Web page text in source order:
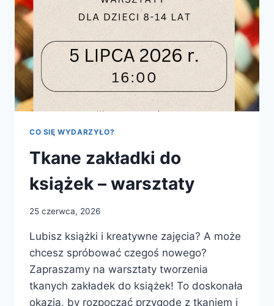
CO SIĘ WYDARZYŁO?
Tkane zakładki do
książek – warsztaty
25 czerwca, 2026
Lubisz książki i kreatywne zajęcia? A może
chcesz spróbować czegoś nowego?
Zapraszamy na warsztaty tworzenia
tkanych zakładek do książek! To doskonała
okazja, by rozpocząć przygodę z tkaniem i